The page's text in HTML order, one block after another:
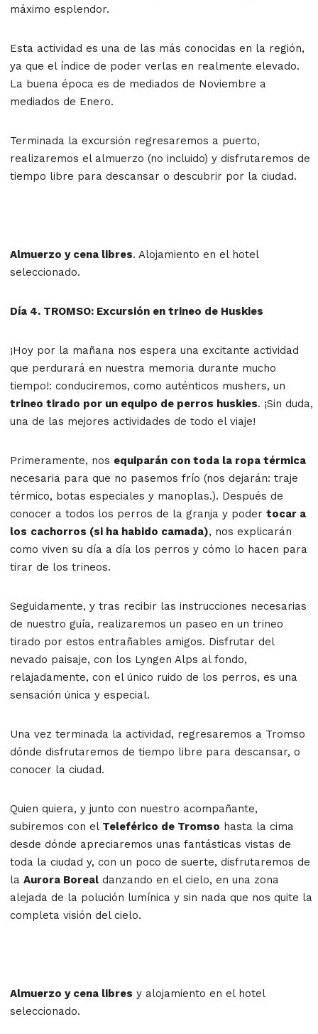
máximo esplendor.
Esta actividad es una de las más conocidas en la región,
ya que el índice de poder verlas en realmente elevado.
La buena época es de mediados de Noviembre a
mediados de Enero.
Terminada la excursión regresaremos a puerto,
realizaremos el almuerzo (no incluido) y disfrutaremos de
tiempo libre para descansar o descubrir por la ciudad.
Almuerzo y cena libres. Alojamiento en el hotel
seleccionado.
Día 4. TROMSO: Excursión en trineo de Huskies
¡Hoy por la mañana nos espera una excitante actividad
que perdurará en nuestra memoria durante mucho
tiempo!: conduciremos, como auténticos mushers, un
trineo tirado por un equipo de perros huskies. ¡Sin duda,
una de las mejores actividades de todo el viaje!
Primeramente, nos equiparán con toda la ropa térmica
necesaria para que no pasemos frío (nos dejarán: traje
térmico, botas especiales y manoplas.). Después de
conocer a todos los perros de la granja y poder tocar a
los cachorros (si ha habido camada), nos explicarán
como viven su día a día los perros y cómo lo hacen para
tirar de los trineos.
Seguidamente, y tras recibir las instrucciones necesarias
de nuestro guía, realizaremos un paseo en un trineo
tirado por estos entrañables amigos. Disfrutar del
nevado paisaje, con los Lyngen Alps al fondo,
relajadamente, con el único ruido de los perros, es una
sensación única y especial.
Una vez terminada la actividad, regresaremos a Tromso
dónde disfrutaremos de tiempo libre para descansar, o
conocer la ciudad.
Quien quiera, y junto con nuestro acompañante,
subiremos con el Teleférico de Tromso hasta la cima
desde dónde apreciaremos unas fantásticas vistas de
toda la ciudad y, con un poco de suerte, disfrutaremos de
la Aurora Boreal danzando en el cielo, en una zona
alejada de la polución lumínica y sin nada que nos quite la
completa visión del cielo.
Almuerzo y cena libres y alojamiento en el hotel
seleccionado.